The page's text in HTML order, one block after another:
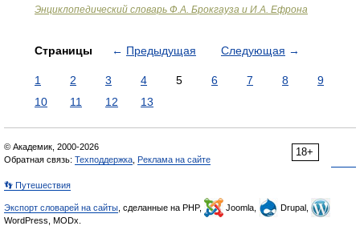
Энциклопедический словарь Ф.А. Брокгауза и И.А. Ефрона
Страницы ← Предыдущая Следующая →
1 2 3 4 5 6 7 8
9
10
11 12 13
18+
© Академик, 2000-2026
Обратная связь: Техподдержка Реклама на сайте
👣 Путешествия
Экспорт словарей на сайты , сделанные на PHP, Joomla,
Drupal,
WordPress, MODx.